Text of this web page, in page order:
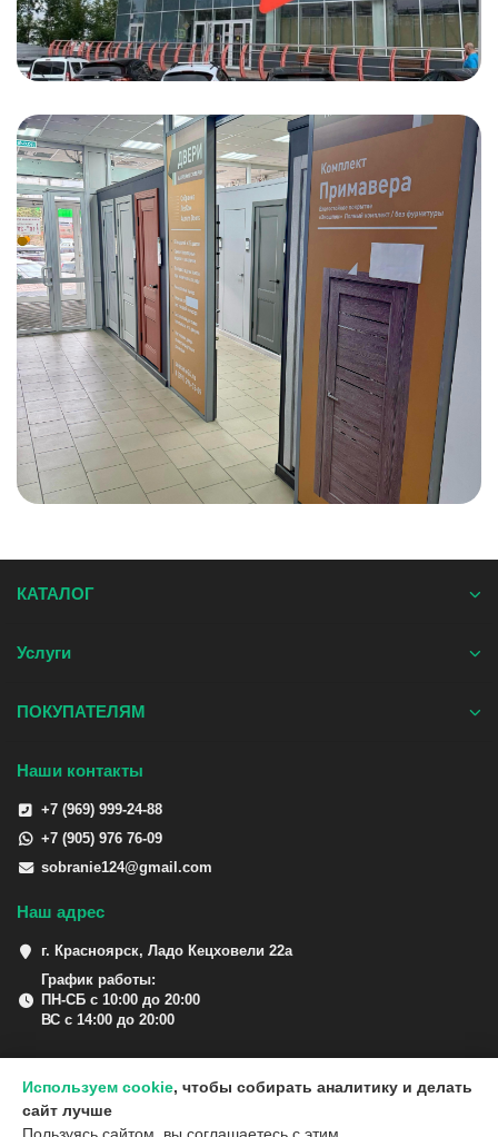
КАТАЛОГ
Услуги
ПОКУПАТЕЛЯМ
Наши контакты
+7 (969) 999-24-88
+7 (905) 976 76-09
sobranie124@gmail.com
Наш адрес
г. Красноярск, Ладо Кецховели 22а
График работы:
ПН-СБ с 10:00 до 20:00
ВС с 14:00 до 20:00
Используем cookie, чтобы собирать аналитику и делать
сайт лучше